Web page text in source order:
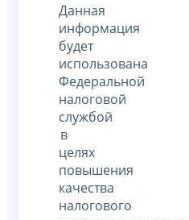
Данная
информация
будет
использована
Федеральной
налоговой
службой
в
целях
повышения
качества
налогового